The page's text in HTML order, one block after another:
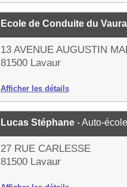
Ecole de Conduite du
13 AVENUE AUGUSTIN
81500 Lavaur
Afficher les détails
Lucas Stéphane - Auto-école
27 RUE CARLESSE
81500 Lavaur